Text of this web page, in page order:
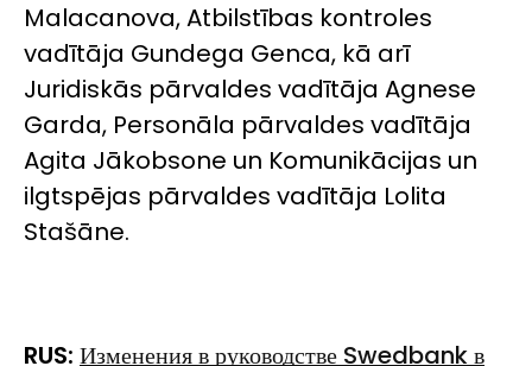
Malacanova, Atbilstības kontroles
vadītāja Gundega Genca, kā arī
Juridiskās pārvaldes vadītāja Agnese
Garda, Personāla pārvaldes vadītāja
Agita Jākobsone un Komunikācijas un
ilgtspējas pārvaldes vadītāja Lolita
Stašāne.
RUS: Изменения в руководстве Swedbank в